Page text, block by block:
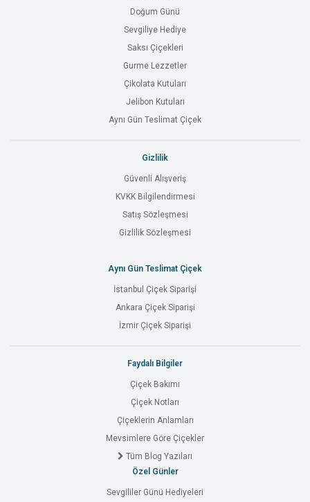
Doğum Günü
Sevgiliye Hediye
Saksı Çiçekleri
Gurme Lezzetler
Çikolata Kutuları
Jelibon Kutuları
Aynı Gün Teslimat Çiçek
Gizlilik
Güvenli Alışveriş
KVKK Bilgilendirmesi
Satış Sözleşmesi
Gizlilik Sözleşmesi
Aynı Gün Teslimat Çiçek
İstanbul Çiçek Siparişi
Ankara Çiçek Siparişi
İzmir Çiçek Siparişi
Faydalı Bilgiler
Çiçek Bakımı
Çiçek Notları
Çiçeklerin Anlamları
Mevsimlere Göre Çiçekler
Tüm Blog Yazıları
Özel Günler
Sevgililer Günü Hediyeleri